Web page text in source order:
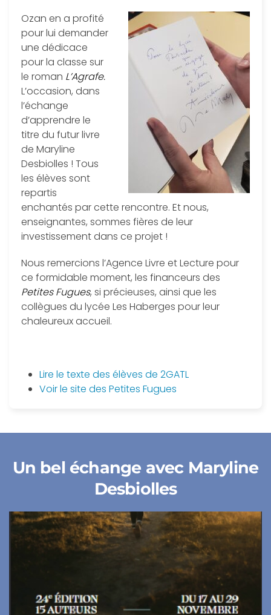
Ozan en a profité
pour lui demander
une dédicace
pour la classe sur
le roman L’Agrafe.
L’occasion, dans
l’échange
d’apprendre le
titre du futur livre
de Maryline
Desbiolles ! Tous
les élèves sont
repartis
enchantés par cette rencontre. Et nous,
enseignantes, sommes fières de leur
investissement dans ce projet !
Nous remercions l’Agence Livre et Lecture pour
ce formidable moment, les financeurs des
Petites Fugues, si précieuses, ainsi que les
collègues du lycée Les Haberges pour leur
chaleureux accueil.
Lire le texte des élèves de 2GATL
Voir le site des Petites Fugues
Un bel échange avec Maryline
Desbiolles
+